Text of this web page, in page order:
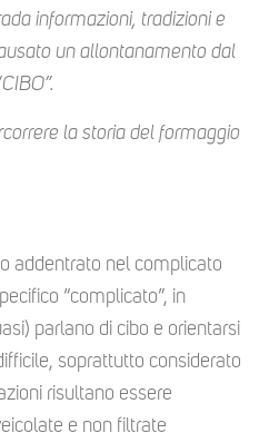
informazioni, tradizioni e
un allontanamento dal
la storia del formaggio
addentrato nel complicato
“complicato”, in
parlano di cibo e orientarsi
soprattutto considerato
risultano essere
e non filtrate